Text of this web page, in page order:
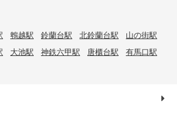
鵯越駅 鈴蘭台駅 北鈴蘭台駅
山の街駅
大池駅 神鉄六甲駅 唐櫃台駅
有馬口駅